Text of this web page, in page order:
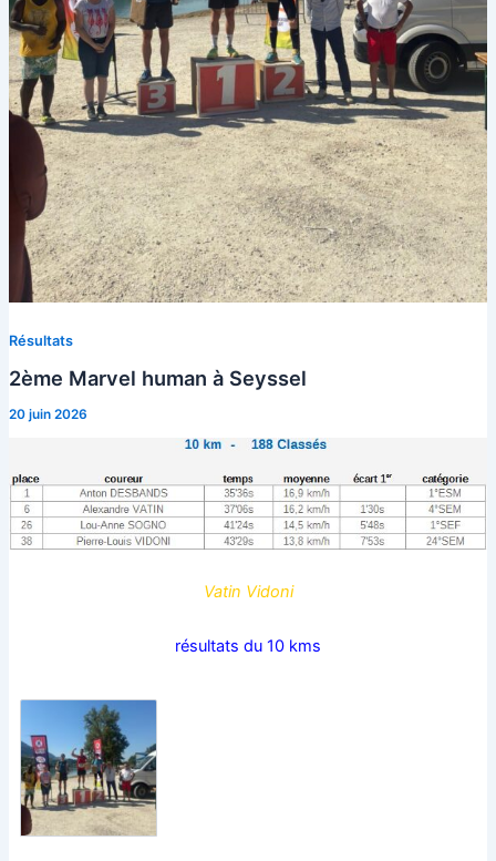
Résultats
2ème Marvel human à Seyssel
20 juin 2026
Vatin Vidoni
résultats du 10 kms